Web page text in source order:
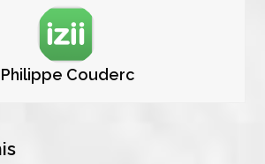
Philippe Couderc